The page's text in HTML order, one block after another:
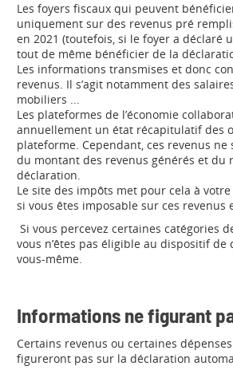
Les foyers fiscaux qui peuvent
uniquement sur des revenus pré
en 2021 (toutefois, si le foyer a déclaré
tout de même bénéficier de la
Les informations transmises et donc
revenus. Il s’agit notamment des
mobiliers ...
Les plateformes de l’économie
annuellement un état récapitulatif des
plateforme. Cependant, ces revenus
du montant des revenus générés et du
déclaration.
Le site des impôts met pour cela à
si vous êtes imposable sur ces revenus
Si vous percevez certaines catégories
vous n’êtes pas éligible au dispositif
vous-même.
Informations ne figurant
Certains revenus ou certaines
figureront pas sur la déclaration